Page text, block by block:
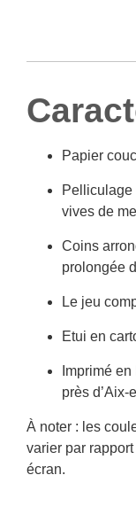
Papier
Pelliculage
vives de
Coins
prolongée
Le jeu
Etui en
Imprimé
près d’Aix-
À noter : les
varier par
écran.